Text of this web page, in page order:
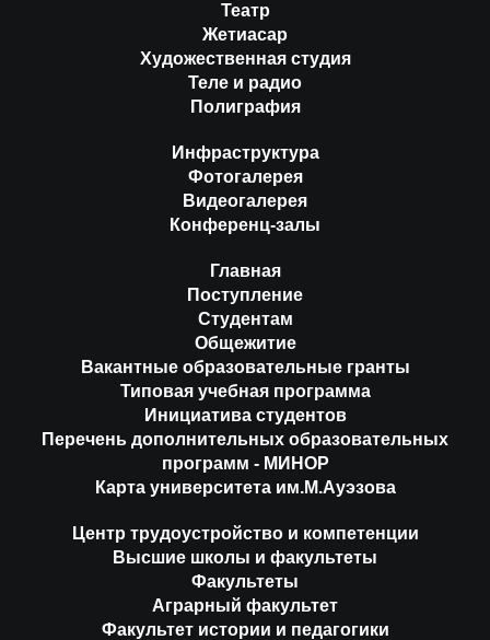
Театр
Жетиасар
Художественная студия
Теле и радио
Полиграфия
Инфраструктура
Фотогалерея
Видеогалерея
Конференц-залы
Главная
Поступление
Студентам
Общежитие
Вакантные образовательные гранты
Типовая учебная программа
Инициатива студентов
Перечень дополнительных образовательных
программ - МИНОР
Карта университета им.М.Ауэзова
Центр трудоустройство и компетенции
Высшие школы и факультеты
Факультеты
Аграрный факультет
Факультет истории и педагогики